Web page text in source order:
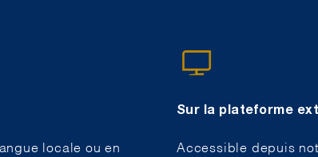
locale ou en
Sur la plateforme
Accessible depuis